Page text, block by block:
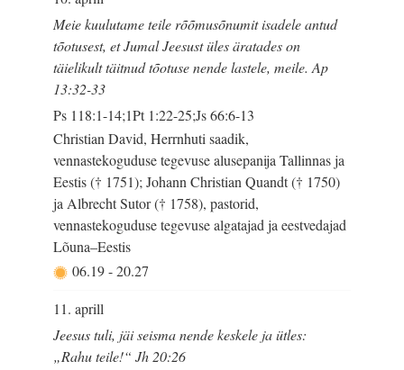
Meie kuulutame teile rõõmusõnumit isadele antud
tõotusest, et Jumal Jeesust üles äratades on
täielikult täitnud tõotuse nende lastele, meile. Ap
13:32-33
Ps 118:1-14;1Pt 1:22-25;Js 66:6-13
Christian David, Herrnhuti saadik,
vennastekoguduse tegevuse alusepanija Tallinnas ja
Eestis († 1751); Johann Christian Quandt († 1750)
ja Albrecht Sutor († 1758), pastorid,
vennastekoguduse tegevuse algatajad ja eestvedajad
Lõuna–Eestis
06.19-20.27
11. aprill
Jeesus tuli, jäi seisma nende keskele ja ütles:
„Rahu teile!“ Jh 20:26